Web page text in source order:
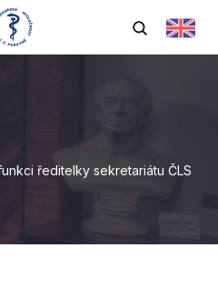
ředitelky sekretariátu ČLS